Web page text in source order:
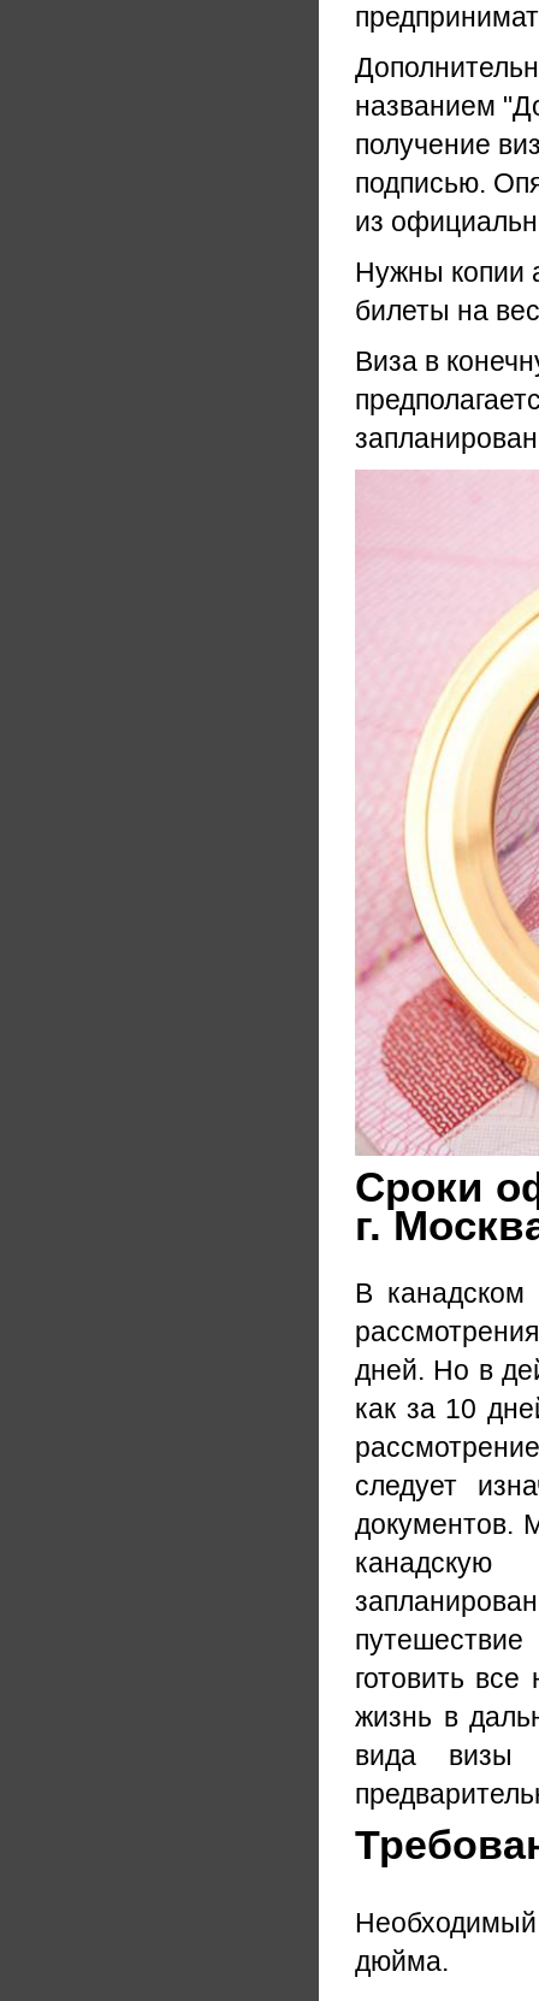
названием
получение
подписью.
из
Нужны копии
билеты на
Виза в
Сроки
г.
В канадском
дней. Но в
как за 10
следует
документов.
готовить
жизнь в
вида визы
дюйма.